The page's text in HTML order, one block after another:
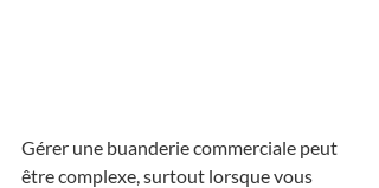
Gérer une buanderie commerciale peut
être complexe, surtout lorsque vous